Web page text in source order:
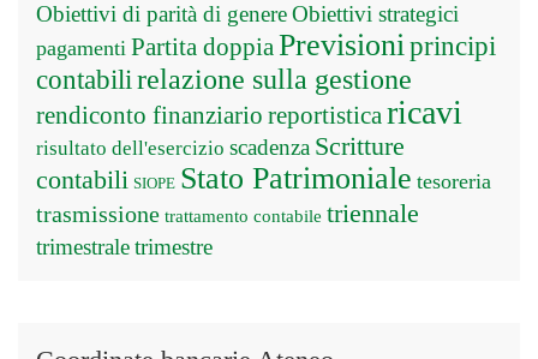
Obiettivi di parità di genereObiettivi strategici
pagamenti Partita doppiaPrevisioniprincipi
contabilirelazione sulla gestione
rendiconto finanziario reportisticaricavi
risultato dell'esercizio scadenza Scritture
contabili SIOPE Stato Patrimoniale tesoreria
trasmissione trattamento contabile triennale
trimestraletrimestre